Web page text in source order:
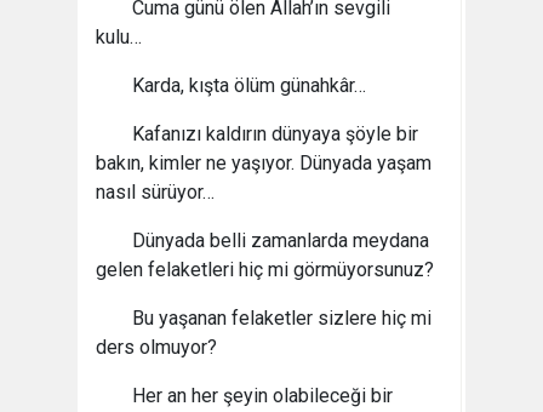
Cuma günü ölen Allah’ın sevgili
kulu…
Karda, kışta ölüm günahkâr…
Kafanızı kaldırın dünyaya şöyle bir
bakın, kimler ne yaşıyor. Dünyada yaşam
nasıl sürüyor…
Dünyada belli zamanlarda meydana
gelen felaketleri hiç mi görmüyorsunuz?
Bu yaşanan felaketler sizlere hiç mi
ders olmuyor?
Her an her şeyin olabileceği bir